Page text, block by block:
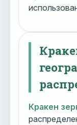
Кракен